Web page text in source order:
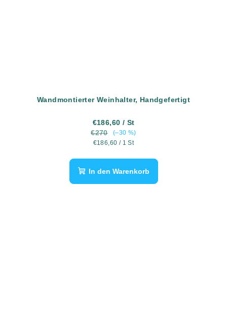
Wandmontierter Weinhalter, Handgefertigt
€186,60 / St
€270
(–30 %)
Verkaufspreis:
€186,60 / 1 St
In den Warenkorb